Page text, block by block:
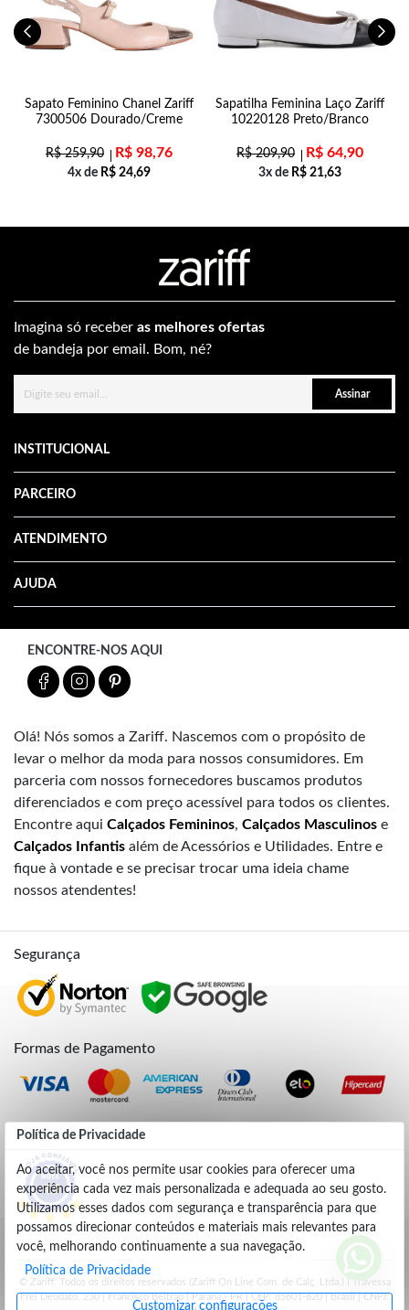
Política de Privacidade
Ao aceitar, você nos permite usar cookies para oferecer uma
experiência cada vez mais personalizada e adequada ao seu gosto.
Utilizamos esses dados com segurança e transparência para que
possamos direcionar conteúdos e materiais mais relevantes para
você, melhorando continuamente a sua navegação.
Política de Privacidade
Customizar configurações
Sapato Feminino Chanel Zariff
7300506 Dourado/Creme
R$259,90 R$ 98,76
4x de R$ 24,69
Sapatilha Feminina Laço Zariff
10220128 Preto/Branco
R$209,90 R$ 64,90
3x de R$ 21,63
Imagina só receber as melhores ofertas
de bandeja por email. Bom, né?
Assinar
INSTITUCIONAL
PARCEIRO
ATENDIMENTO
AJUDA
ENCONTRE-NOS AQUI
Olá! Nós somos a Zariff. Nascemos com o propósito de
levar o melhor da moda para nossos consumidores. Em
parceria com nossos fornecedores buscamos produtos
diferenciados e com preço acessível para todos os clientes.
Encontre aqui Calçados Femininos, Calçados Masculinos e
Calçados Infantis além de Acessórios e Utilidades. Entre e
fique à vontade e se precisar trocar uma ideia chame
nossos atendentes!
Segurança
Formas de Pagamento
Credibilidade
4.9
© Zariff. Todos os direitos reservados (Zariff On Line Com. de Calç. Ltda.) | Travessa
Frei Deodato, 230 | Francisco Beltrão | Parana - PR | CEP: 85601-620 | Brasil | CNPJ: